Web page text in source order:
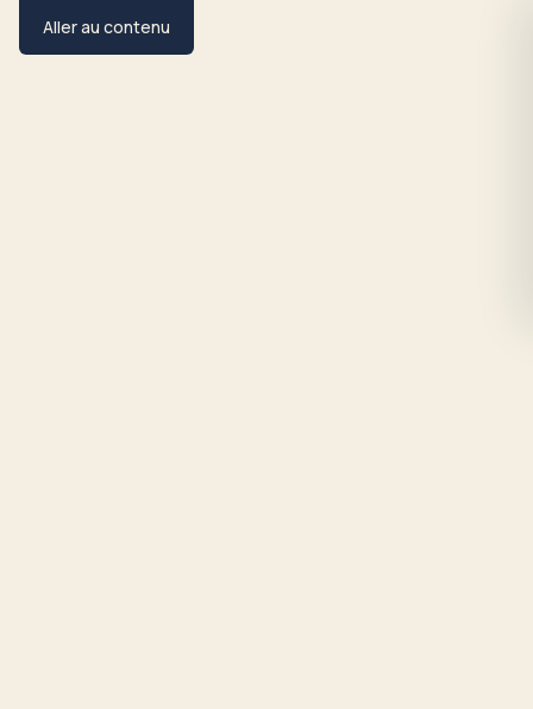
Aller au contenu